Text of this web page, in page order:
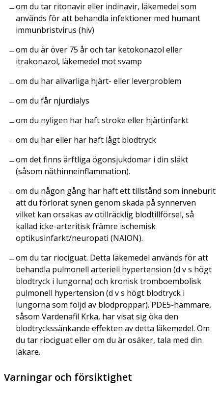
om du tar ritonavir eller indinavir, läkemedel som
används för att behandla infektioner med humant
immunbristvirus (hiv)
om du är över 75 år och tar ketokonazol eller
itrakonazol, läkemedel mot svamp
om du har allvarliga hjärt- eller leverproblem
om du får njurdialys
om du nyligen har haft stroke eller hjärtinfarkt
om du har eller har haft lågt blodtryck
om det finns ärftliga ögonsjukdomar i din släkt
(såsom näthinneinflammation).
om du någon gång har haft ett tillstånd som inneburit
att du förlorat synen genom skada på synnerven
vilket kan orsakas av otillräcklig blodtillförsel, så
kallad icke-arteritisk främre ischemisk
optikusinfarkt/neuropati (NAION).
om du tar riociguat. Detta läkemedel används för att
behandla pulmonell arteriell hypertension (d v s högt
blodtryck i lungorna) och kronisk tromboembolisk
pulmonell hypertension (d v s högt blodtryck i
lungorna som följd av blodproppar). PDE5-hämmare,
såsom Vardenafil Krka, har visat sig öka den
blodtryckssänkande effekten av detta läkemedel. Om
du tar riociguat eller om du är osäker, tala med din
läkare.
Varningar och försiktighet